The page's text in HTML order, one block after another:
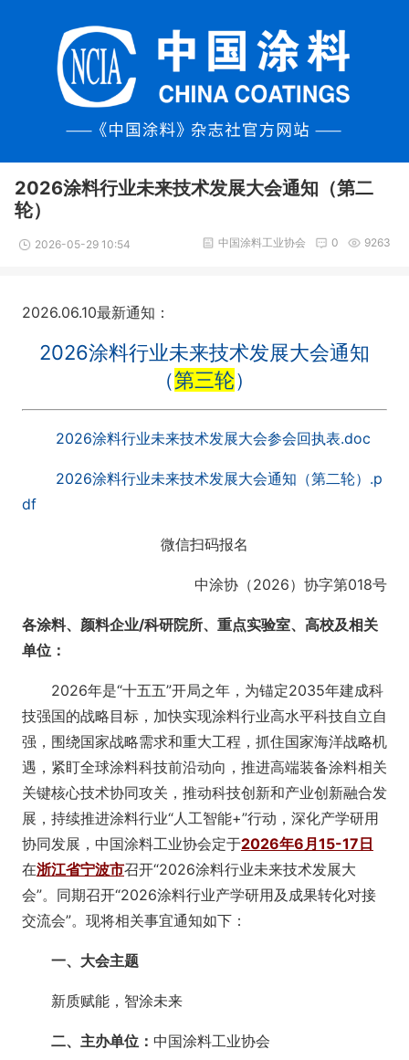
2026涂料行业未来技术发展大会通知（第二
轮）
2026-05-29 10:54 9263
0
中国涂料工业协会
2026.06.10最新通知：
2026涂料行业未来技术发展大会通知
（第三轮）
2026涂料行业未来技术发展大会参会回执表.doc
2026涂料行业未来技术发展大会通知（第二轮）.p
df
微信扫码报名
中涂协（2026）协字第018号
各涂料、颜料企业/科研院所、重点实验室、高校及相关
单位：
2026年是“十五五”开局之年，为锚定2035年建成科
技强国的战略目标，加快实现涂料行业高水平科技自立自
强，围绕国家战略需求和重大工程，抓住国家海洋战略机
遇，紧盯全球涂料科技前沿动向，推进高端装备涂料相关
关键核心技术协同攻关，推动科技创新和产业创新融合发
展，持续推进涂料行业“人工智能+”行动，深化产学研用
协同发展，中国涂料工业协会定于2026年6月15-17日
在浙江省宁波市召开“2026涂料行业未来技术发展大
会”。同期召开“2026涂料行业产学研用及成果转化对接
交流会”。现将相关事宜通知如下：
一、大会主题
新质赋能，智涂未来
二、主办单位： 中国涂料工业协会